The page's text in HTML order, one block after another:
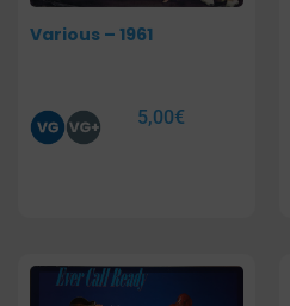
Various – 1961
5,00€